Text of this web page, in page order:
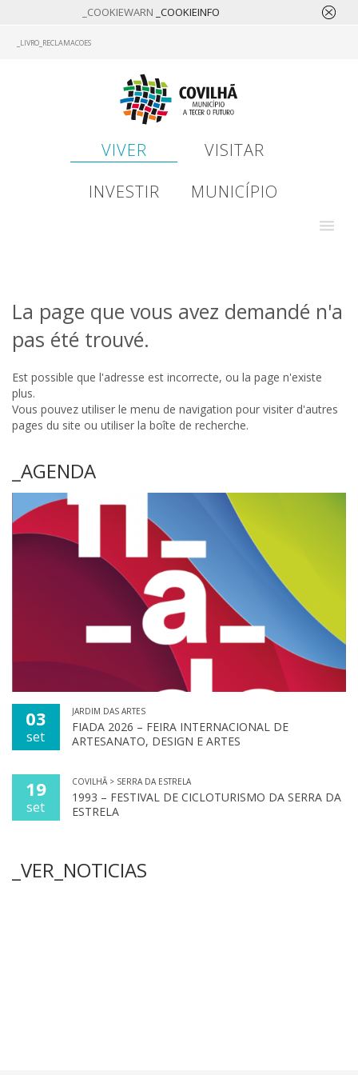
_COOKIEWARN _COOKIEINFO
_LIVRO_RECLAMACOES
VIVER
VISITAR
INVESTIR
MUNICÍPIO
La page que vous avez demandé n'a
pas été trouvé.
Est possible que l'adresse est incorrecte, ou la page n'existe
plus.
Vous pouvez utiliser le menu de navigation pour visiter d'autres
pages du site ou utiliser la boîte de recherche.
_AGENDA
03
set
JARDIM DAS ARTES
FIADA 2026 – FEIRA INTERNACIONAL DE
ARTESANATO, DESIGN E ARTES
19
set
COVILHÃ > SERRA DA ESTRELA
1993 – FESTIVAL DE CICLOTURISMO DA SERRA DA
ESTRELA
_VER_NOTICIAS